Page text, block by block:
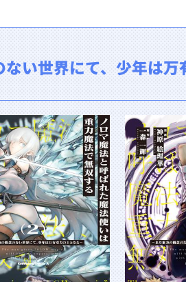
い世界にて、少年は万